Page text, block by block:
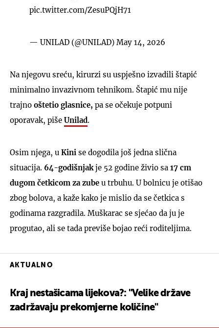
pic.twitter.com/ZesuPQjH71
— UNILAD (@UNILAD) May 14, 2026
Na njegovu sreću, kirurzi su uspješno izvadili štapić
minimalno invazivnom tehnikom. Štapić mu nije
trajno oštetio glasnice, pa se očekuje potpuni
oporavak, piše Unilad.
Osim njega, u Kini se dogodila još jedna slična
situacija. 64-godišnjakje 52 godine živio sa 17 cm
dugom četkicom za zube u trbuhu. U bolnicu je otišao
zbog bolova, a kaže kako je mislio da se četkica s
godinama razgradila. Muškarac se sjećao da ju je
progutao, ali se tada previše bojao reći roditeljima.
AKTUALNO
Kraj nestašicama lijekova?: "Velike države
zadržavaju prekomjerne količine"